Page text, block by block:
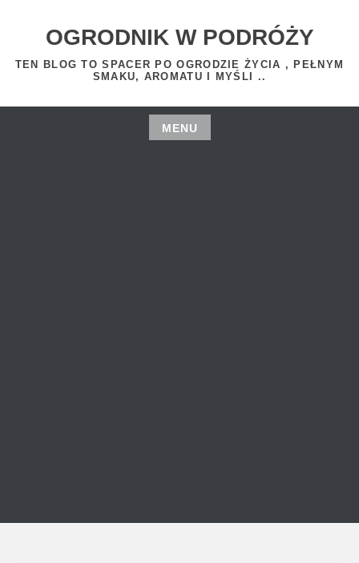
OGRODNIK W PODRÓŻY
TEN BLOG TO SPACER PO OGRODZIE ŻYCIA , PEŁNYM
SMAKU, AROMATU I MYŚLI ..
MENU